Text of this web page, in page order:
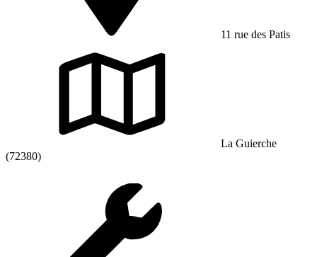
11 rue des Patis
La Guierche
(72380)